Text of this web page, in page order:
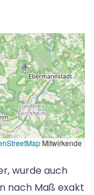
Mitwirkende
wurde auch
nach Maß exakt